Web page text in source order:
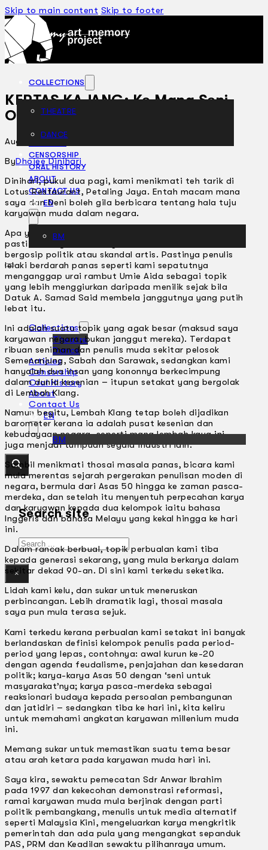
Skip to main content Skip to footer
COLLECTIONS
THEATRE
DANCE
CENSORSHIP
ORAL HISTORY
ABOUT
CONTACT US
EN
BM
Collections
Theatre
Dance
Articles
Censorship
Oral History
About
Contact Us
EN
BM
Search site
Search
×
KERTAS KAJANG: Ke Mana Seni
Orang Muda?
August 7, 2002
ByDhojee Dinihari
Dinihari, pukul dua pagi, kami menikmati teh tarik di
Lotus Restaurant, Petaling Jaya. Entah macam mana
saya dan Deni boleh gila berbicara tentang hala tuju
karyawan muda dalam negara.
Apa yang mendorong ke topik ini saya sendiri tidak
pasti, sedangkan lazimnya lebih seronok kalau
bergosip politik atau skandal artis. Pastinya penulis
lelaki berdarah panas seperti kami sepatutnya
menganggap urai rambut Umie Aida sebagai topik
yang lebih menggiurkan daripada menilik sejak bila
Datuk A. Samad Said membela janggutnya yang putih
lebat itu.
Ini adalah suatu topik yang agak besar (maksud saya
karyawan negara, bukan janggut mereka). Terdapat
ribuan seniman dan penulis muda sekitar pelosok
Semenanjung, Sabah dan Sarawak, sedangkan kami
hanyalah dua insan yang kononnya berkecimpung
dalam dunia kesenian – itupun setakat yang bergolak
di Lembah Klang.
Namun begitu, Lembah Klang tetap boleh dijadikan
barometer kerana ia adalah pusat kesenian dan
kebudayaan negara, seperti mana lembah kaya ini
juga menjadi tumpuan segala industri lain.
Sambil menikmati thosai masala panas, bicara kami
mula merentas sejarah pergerakan penulisan moden di
negara, bermula dari Asas 50 hingga ke zaman pasca-
merdeka, dan setelah itu menyentuh perpecahan karya
dan karyawan kepada dua kelompok iaitu bahasa
lnggeris dan bahasa Melayu yang kekal hingga ke hari
ini.
Dalam rancak berbual, topik perbualan kami tiba
kepada generasi sekarang, yang mula berkarya dalam
sekitar dekad 90-an. Di sini kami terkedu seketika.
Lidah kami kelu, dan sukar untuk meneruskan
perbincangan. Lebih dramatik lagi, thosai masala
saya pun mula terasa sejuk.
Kami terkedu kerana perbualan kami setakat ini banyak
berlandaskan definisi kelompok penulis pada period­
period yang lepas, contohnya: awal kurun ke-20
dengan agenda feudalisme, penjajahan dan kesedaran
politik; karya-karya Asas 50 dengan ‘seni untuk
masyarakat’nya; karya pasca-merdeka sebagai
reaksionari budaya kepada persoalan pembangunan
dan jatidiri – sedangkan tiba ke hari ini, kita keliru
untuk memahami angkatan karyawan millenium muda
ini.
Memang sukar untuk memastikan suatu tema besar
atau arah ketara pada karyawan muda hari ini.
Saya kira, sewaktu pemecatan Sdr Anwar Ibrahim
pada 1997 dan kekecohan demonstrasi reformasi,
ramai karyawan muda mula berjinak dengan parti
politik pembangkang, menulis untuk media alternatif
seperti Malaysia Kini, mengeluarkan karya mengkritik
pemerintah dan ada pula yang mengangkat sepanduk
PAS, PRM dan Keadilan sewaktu pilihanraya umum.